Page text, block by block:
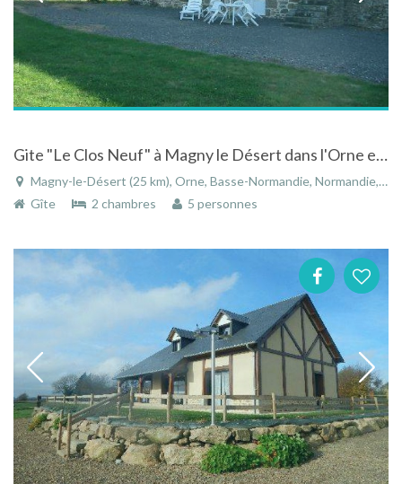
Gite "Le Clos Neuf" à Magny le Désert dans l'Orne en Normandie
Magny-le-Désert (25 km), Orne, Basse-Normandie, Normandie, France
Gîte
2 chambres 5 personnes